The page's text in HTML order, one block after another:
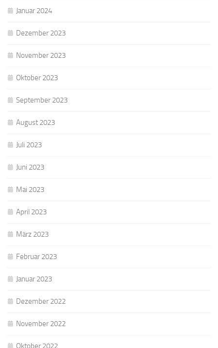
Januar 2024
Dezember 2023
November 2023
Oktober 2023
September 2023
August 2023
Juli 2023
Juni 2023
Mai 2023
April 2023
März 2023
Februar 2023
Januar 2023
Dezember 2022
November 2022